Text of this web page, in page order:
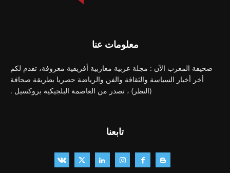
معلومات عنا
صحيفة المغرب الآن : مجلة عربية مغاربية أفريقية معروفة، تقدم لكم
أخر أخبار السياسة والثقافة والفن والرياضة حصريا بطريقة صحافة
(النظر) ، تصدر من العاصمة البلجيكية بروكسيل .
تابعنا